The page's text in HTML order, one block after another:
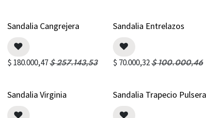
Sandalia Cangrejera
$ 180.000,47$257.143,53
Sandalia Entrelazos
$ 70.000,32$100.000,46
Sandalia Virginia Sandalia Trapecio Pulsera